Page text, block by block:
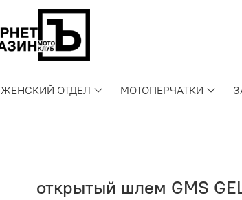
ЖЕНСКИЙ ОТДЕЛ МОТОПЕРЧАТКИ
открытый шлем GMS